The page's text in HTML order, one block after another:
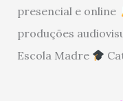
presencial e online
produções
Escola Madre